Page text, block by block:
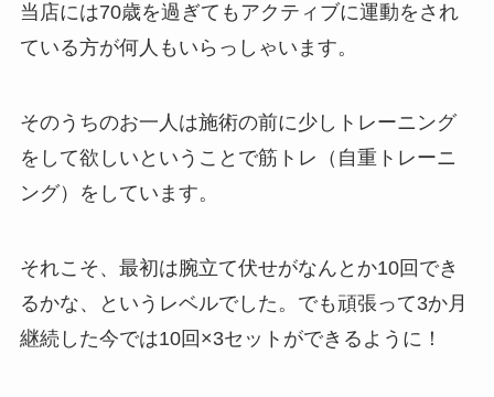
当店には70歳を過ぎてもアクティブに運動をされ
ている方が何人もいらっしゃいます。
そのうちのお一人は施術の前に少しトレーニング
をして欲しいということで筋トレ（自重トレーニ
ング）をしています。
それこそ、最初は腕立て伏せがなんとか10回でき
るかな、というレベルでした。でも頑張って3か月
継続した今では10回×3セットができるように！